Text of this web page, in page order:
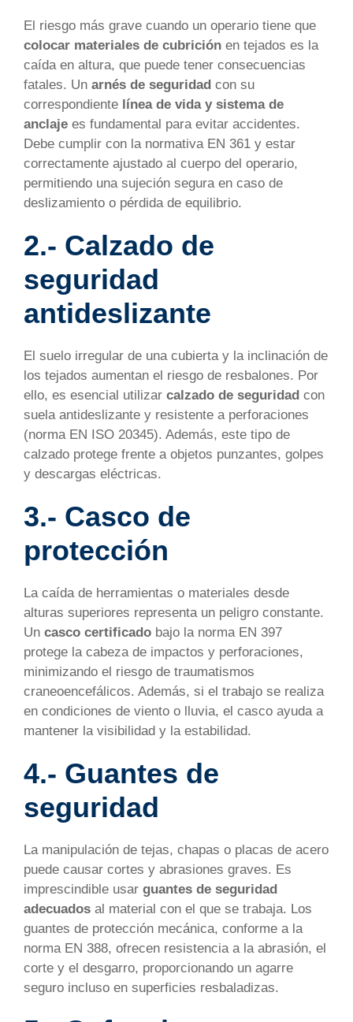
El riesgo más grave cuando un operario tiene que
colocar materiales de cubrición en tejados es la
caída en altura, que puede tener consecuencias
fatales. Un arnés de seguridad con su
correspondiente línea de vida y sistema de
anclaje es fundamental para evitar accidentes.
Debe cumplir con la normativa EN 361 y estar
correctamente ajustado al cuerpo del operario,
permitiendo una sujeción segura en caso de
deslizamiento o pérdida de equilibrio.
2.- Calzado de
seguridad
antideslizante
El suelo irregular de una cubierta y la inclinación de
los tejados aumentan el riesgo de resbalones. Por
ello, es esencial utilizar calzado de seguridad con
suela antideslizante y resistente a perforaciones
(norma EN ISO 20345). Además, este tipo de
calzado protege frente a objetos punzantes, golpes
y descargas eléctricas.
3.- Casco de
protección
La caída de herramientas o materiales desde
alturas superiores representa un peligro constante.
Un casco certificado bajo la norma EN 397
protege la cabeza de impactos y perforaciones,
minimizando el riesgo de traumatismos
craneoencefálicos. Además, si el trabajo se realiza
en condiciones de viento o lluvia, el casco ayuda a
mantener la visibilidad y la estabilidad.
4.- Guantes de
seguridad
La manipulación de tejas, chapas o placas de acero
puede causar cortes y abrasiones graves. Es
imprescindible usar guantes de seguridad
adecuados al material con el que se trabaja. Los
guantes de protección mecánica, conforme a la
norma EN 388, ofrecen resistencia a la abrasión, el
corte y el desgarro, proporcionando un agarre
seguro incluso en superficies resbaladizas.